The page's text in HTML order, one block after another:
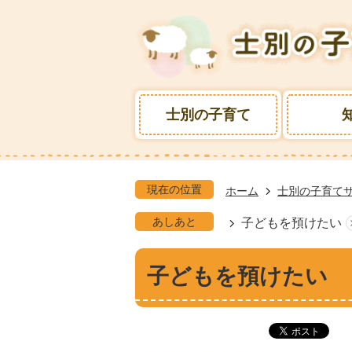
士別の子育て
現在の位置 ホーム 士別の子育て
あしあと 子どもを預けたい
子どもを預けたい